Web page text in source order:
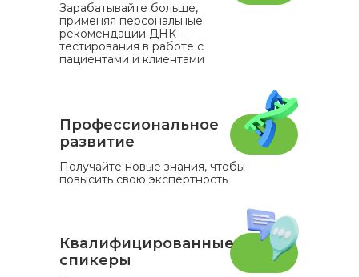
Зарабатывайте больше,
применяя персональные
рекомендации ДНК-
тестирования в работе с
пациентами и клиентами
Профессиональное
развитие
Получайте новые знания, чтобы
повысить свою экспертность
Квалифицированные
спикеры